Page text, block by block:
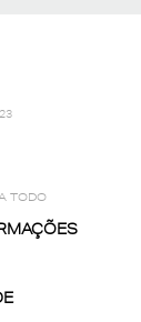
TODO